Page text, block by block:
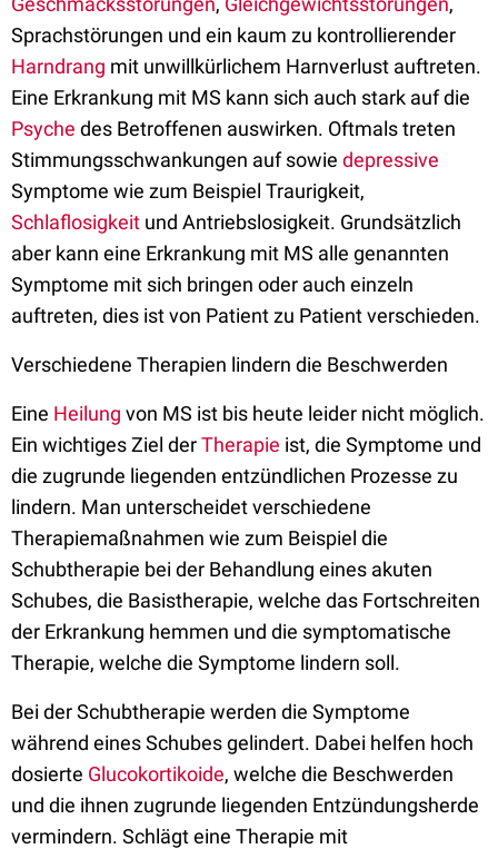
Sprachstörungen und ein kaum zu kontrollierender
Harndrang mit unwillkürlichem Harnverlust auftreten.
Eine Erkrankung mit MS kann sich auch stark auf die
Psyche des Betroffenen auswirken. Oftmals treten
Stimmungsschwankungen auf sowie depressive
Symptome wie zum Beispiel Traurigkeit,
Schlaflosigkeit und Antriebslosigkeit. Grundsätzlich
aber kann eine Erkrankung mit MS alle genannten
Symptome mit sich bringen oder auch einzeln
auftreten, dies ist von Patient zu Patient verschieden.
Verschiedene Therapien lindern die Beschwerden
Eine Heilung von MS ist bis heute leider nicht möglich.
Ein wichtiges Ziel derTherapie ist, die Symptome und
die zugrunde liegenden entzündlichen Prozesse zu
lindern. Man unterscheidet verschiedene
Therapiemaßnahmen wie zum Beispiel die
Schubtherapie bei der Behandlung eines akuten
Schubes, die Basistherapie, welche das Fortschreiten
der Erkrankung hemmen und die symptomatische
Therapie, welche die Symptome lindern soll.
Bei der Schubtherapie werden die Symptome
während eines Schubes gelindert. Dabei helfen hoch
dosierte Glucokortikoide, welche die Beschwerden
und die ihnen zugrunde liegenden Entzündungsherde
vermindern. Schlägt eine Therapie mit